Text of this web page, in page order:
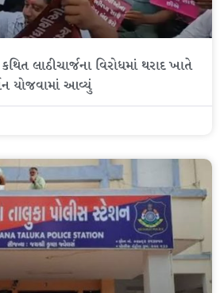
કથિત લાઠીચાર્જના વિરોધમાં થરાદ ખાતે
યોજવામાં આવ્યું